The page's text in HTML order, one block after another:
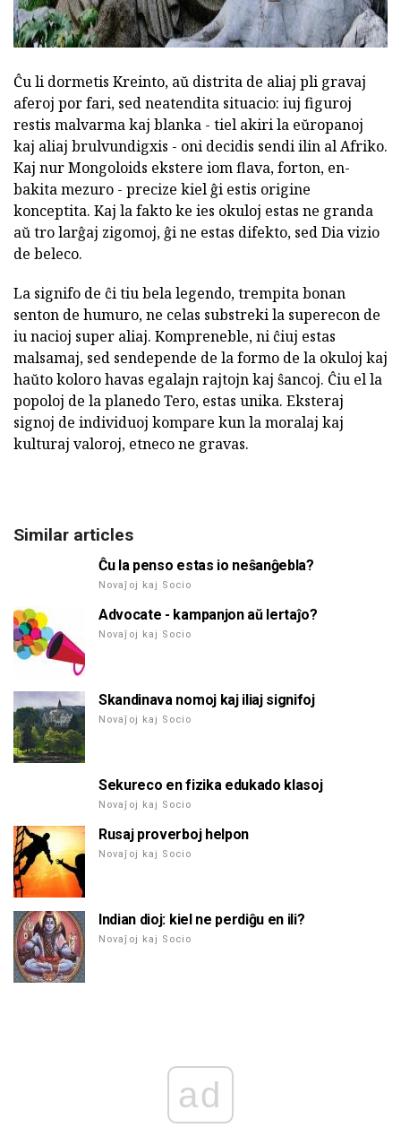
Ĉu li dormetis Kreinto, aŭ distrita de aliaj pli gravaj
aferoj por fari, sed neatendita situacio: iuj figuroj
restis malvarma kaj blanka - tiel akiri la eŭropanoj
kaj aliaj brulvundigxis - oni decidis sendi ilin al Afriko.
Kaj nur Mongoloids ekstere iom flava, forton, en-
bakita mezuro - precize kiel ĝi estis origine
konceptita. Kaj la fakto ke ies okuloj estas ne granda
aŭ tro larĝaj zigomoj, ĝi ne estas difekto, sed Dia vizio
de beleco.
La signifo de ĉi tiu bela legendo, trempita bonan
senton de humuro, ne celas substreki la superecon de
iu nacioj super aliaj. Kompreneble, ni ĉiuj estas
malsamaj, sed sendepende de la formo de la okuloj kaj
haŭto koloro havas egalajn rajtojn kaj ŝancoj. Ĉiu el la
popoloj de la planedo Tero, estas unika. Eksteraj
signoj de individuoj kompare kun la moralaj kaj
kulturaj valoroj, etneco ne gravas.
Similar articles
Ĉu la penso estas io neŝanĝebla?
Novaĵoj kaj Socio
Advocate - kampanjon aŭ lertaĵo?
Novaĵoj kaj Socio
Skandinava nomoj kaj iliaj signifoj
Novaĵoj kaj Socio
Sekureco en fizika edukado klasoj
Novaĵoj kaj Socio
Rusaj proverboj helpon
Novaĵoj kaj Socio
Indian dioj: kiel ne perdiĝu en ili?
Novaĵoj kaj Socio
ad